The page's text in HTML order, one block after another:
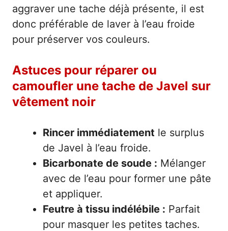
aggraver une tache déjà présente, il est
donc préférable de laver à l’eau froide
pour préserver vos couleurs.
Astuces pour réparer ou
camoufler une tache de Javel sur
vêtement noir
Rincer immédiatement le surplus
de Javel à l’eau froide.
Bicarbonate de soude : Mélanger
avec de l’eau pour former une pâte
et appliquer.
Feutre à tissu indélébile : Parfait
pour masquer les petites taches.